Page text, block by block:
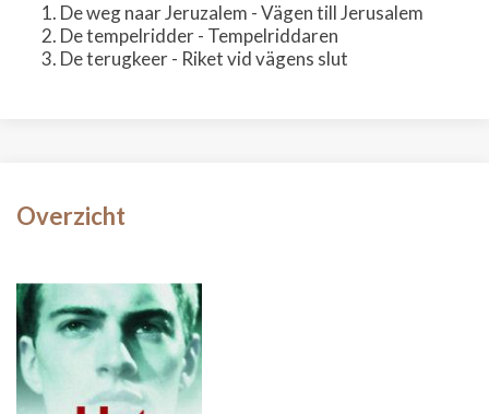
De weg naar Jeruzalem - Vägen till Jerusalem
De tempelridder - Tempelriddaren
De terugkeer - Riket vid vägens slut
Overzicht